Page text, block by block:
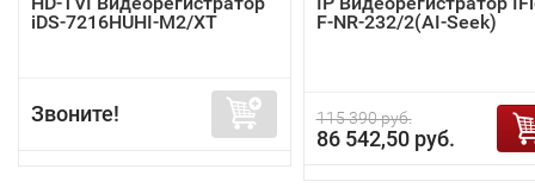
iDS-7216HUHI-M2/XT
Звоните!
F-NR-232/2(AI-Seek)
115 390 руб.
86 542,50 руб.